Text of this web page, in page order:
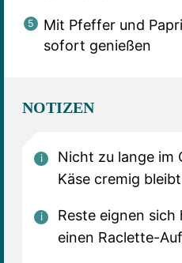
Mit Pfeffer und
sofort genießen
NOTIZEN
Nicht zu lange im
Käse cremig bleibt
Reste eignen
einen Raclette-